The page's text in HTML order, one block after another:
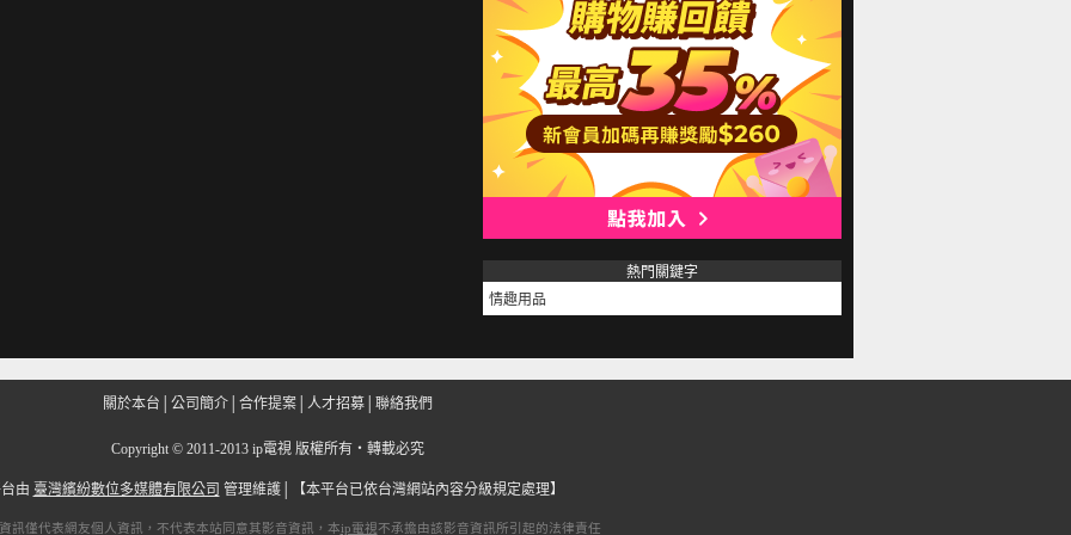
熱門關鍵字
情趣用品
關於本台 公司簡介 合作提案 人才招募 聯絡我們
Copyright © 2011-2013 ip電視 版權所有‧轉載必究
由 臺灣繽紛數位多媒體有限公司 管理維護│ 【本平台已依台灣網站內容分級規定處理】
訊僅代表網友個人資訊，不代表本站同意其影音資訊，本ip電視不承擔由該影音資訊所引起的法律責任